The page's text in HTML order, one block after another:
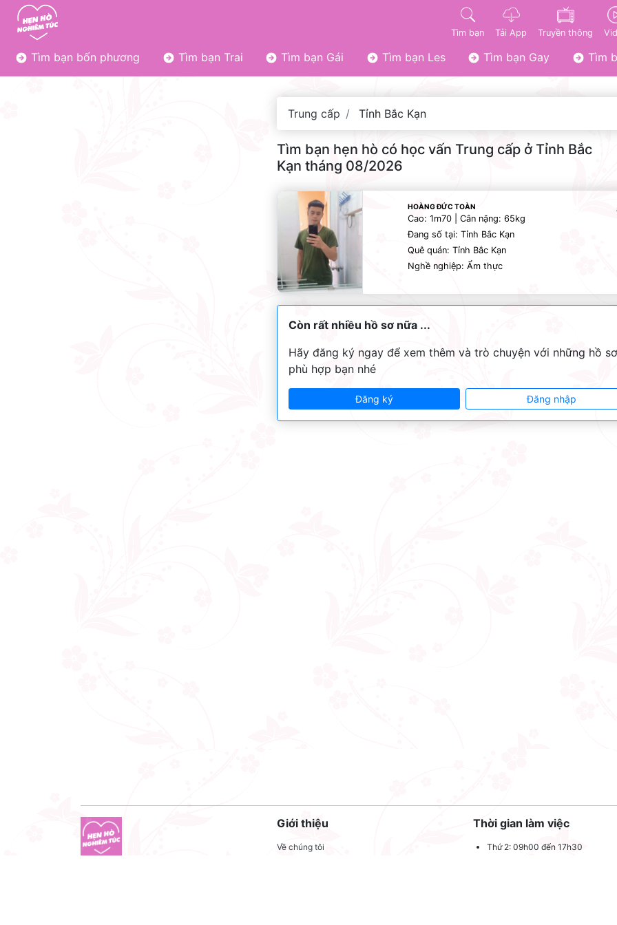
Tìm bạn Tải App Truyền thông
Tìm bạn bốn phương Tìm bạn Trai Tìm bạn Gái Tìm bạn Les Tìm bạn Gay Tìm
Trung cấp Tỉnh Bắc Kạn
Tìm bạn hẹn hò có học vấn Trung cấp ở Tỉnh Bắc
Kạn tháng 08/2026
HOÀNG ĐỨC TOÀN
Cao: 1m70 | Cân nặng: 65kg
Đang số tại: Tỉnh Bắc Kạn
Quê quán: Tỉnh Bắc Kạn
Nghề nghiệp: Ẩm thực
Còn rất nhiều hồ sơ nữa ...
Hãy đăng ký ngay để xem thêm và trò chuyện với những hồ sơ
phù hợp bạn nhé
Đăng ký Đăng nhập
Giới thiệu
Về chúng tôi
Thời gian làm việc
Thứ 2: 09h00 đến 17h30